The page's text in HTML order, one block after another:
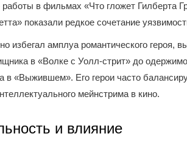
в фильмах «Что гложет Гилберта
показали редкое сочетание
избегал амплуа романтического героя,
в «Волке с Уолл-стрит» до
в «Выжившем». Его герои часто
мейнстрима в кино.
и влияние